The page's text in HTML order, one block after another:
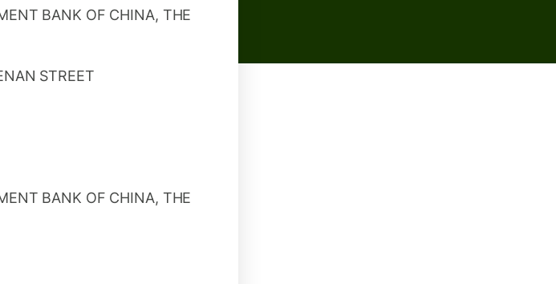
BANK OF CHINA, THE
STREET
BANK OF CHINA, THE